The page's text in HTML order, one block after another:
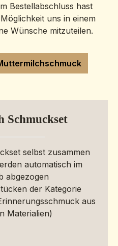
Bestellabschluss hast
uns in einem
Wünsche mitzuteilen.
Schmuckset
selbst zusammen
automatisch im
abgezogen
der Kategorie
aus
Materialien)